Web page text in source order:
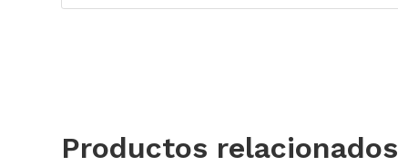
Productos relacionados